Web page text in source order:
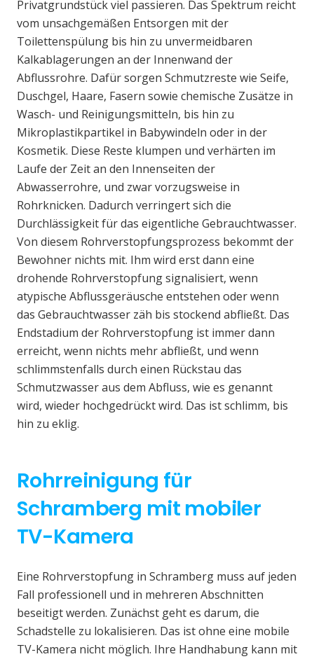
Privatgrundstück viel passieren. Das Spektrum reicht
vom unsachgemäßen Entsorgen mit der
Toilettenspülung bis hin zu unvermeidbaren
Kalkablagerungen an der Innenwand der
Abflussrohre. Dafür sorgen Schmutzreste wie Seife,
Duschgel, Haare, Fasern sowie chemische Zusätze in
Wasch- und Reinigungsmitteln, bis hin zu
Mikroplastikpartikel in Babywindeln oder in der
Kosmetik. Diese Reste klumpen und verhärten im
Laufe der Zeit an den Innenseiten der
Abwasserrohre, und zwar vorzugsweise in
Rohrknicken. Dadurch verringert sich die
Durchlässigkeit für das eigentliche Gebrauchtwasser.
Von diesem Rohrverstopfungsprozess bekommt der
Bewohner nichts mit. Ihm wird erst dann eine
drohende Rohrverstopfung signalisiert, wenn
atypische Abflussgeräusche entstehen oder wenn
das Gebrauchtwasser zäh bis stockend abfließt. Das
Endstadium der Rohrverstopfung ist immer dann
erreicht, wenn nichts mehr abfließt, und wenn
schlimmstenfalls durch einen Rückstau das
Schmutzwasser aus dem Abfluss, wie es genannt
wird, wieder hochgedrückt wird. Das ist schlimm, bis
hin zu eklig.
Rohrreinigung für
Schramberg mit mobiler
TV-Kamera
Eine Rohrverstopfung in Schramberg muss auf jeden
Fall professionell und in mehreren Abschnitten
beseitigt werden. Zunächst geht es darum, die
Schadstelle zu lokalisieren. Das ist ohne eine mobile
TV-Kamera nicht möglich. Ihre Handhabung kann mit